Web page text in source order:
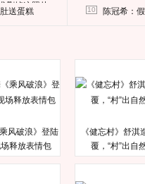
删掉这照片
送蛋糕 10 陈冠希：
风破浪》登陆
释放表情包
《健忘村》舒淇
覆，“村”出自